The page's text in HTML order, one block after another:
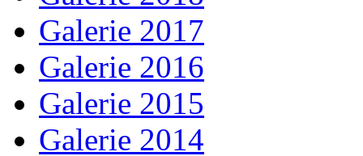
Galerie 2017
Galerie 2016
Galerie 2015
Galerie 2014